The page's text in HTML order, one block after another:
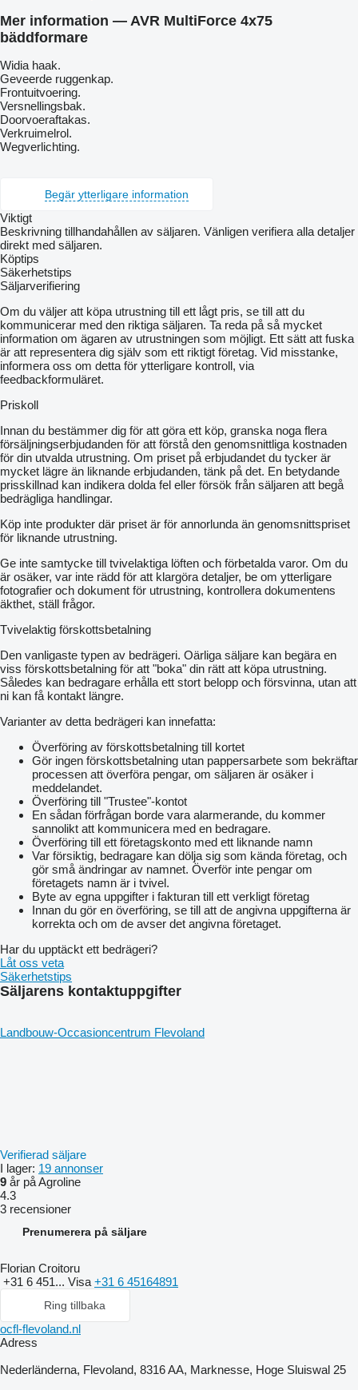
Mer information — AVR MultiForce 4x75
bäddformare
Widia haak.
Geveerde ruggenkap.
Frontuitvoering.
Versnellingsbak.
Doorvoeraftakas.
Verkruimelrol.
Wegverlichting.
Begär ytterligare information
Viktigt
Beskrivning tillhandahållen av säljaren. Vänligen verifiera alla detaljer
direkt med säljaren.
Köptips
Säkerhetstips
Säljarverifiering
Om du väljer att köpa utrustning till ett lågt pris, se till att du
kommunicerar med den riktiga säljaren. Ta reda på så mycket
information om ägaren av utrustningen som möjligt. Ett sätt att fuska
är att representera dig själv som ett riktigt företag. Vid misstanke,
informera oss om detta för ytterligare kontroll, via
feedbackformuläret.
Priskoll
Innan du bestämmer dig för att göra ett köp, granska noga flera
försäljningserbjudanden för att förstå den genomsnittliga kostnaden
för din utvalda utrustning. Om priset på erbjudandet du tycker är
mycket lägre än liknande erbjudanden, tänk på det. En betydande
prisskillnad kan indikera dolda fel eller försök från säljaren att begå
bedrägliga handlingar.
Köp inte produkter där priset är för annorlunda än genomsnittspriset
för liknande utrustning.
Ge inte samtycke till tvivelaktiga löften och förbetalda varor. Om du
är osäker, var inte rädd för att klargöra detaljer, be om ytterligare
fotografier och dokument för utrustning, kontrollera dokumentens
äkthet, ställ frågor.
Tvivelaktig förskottsbetalning
Den vanligaste typen av bedrägeri. Oärliga säljare kan begära en
viss förskottsbetalning för att "boka" din rätt att köpa utrustning.
Således kan bedragare erhålla ett stort belopp och försvinna, utan att
ni kan få kontakt längre.
Varianter av detta bedrägeri kan innefatta:
Överföring av förskottsbetalning till kortet
Gör ingen förskottsbetalning utan pappersarbete som bekräftar
processen att överföra pengar, om säljaren är osäker i
meddelandet.
Överföring till "Trustee"-kontot
En sådan förfrågan borde vara alarmerande, du kommer
sannolikt att kommunicera med en bedragare.
Överföring till ett företagskonto med ett liknande namn
Var försiktig, bedragare kan dölja sig som kända företag, och
gör små ändringar av namnet. Överför inte pengar om
företagets namn är i tvivel.
Byte av egna uppgifter i fakturan till ett verkligt företag
Innan du gör en överföring, se till att de angivna uppgifterna är
korrekta och om de avser det angivna företaget.
Har du upptäckt ett bedrägeri?
Låt oss veta
Säkerhetstips
Säljarens kontaktuppgifter
Landbouw-Occasioncentrum Flevoland
Verifierad säljare
I lager: 19 annonser
9 år på Agroline
4.3
3 recensioner
Prenumerera på säljare
Florian Croitoru
+31 6 451... Visa +31 6 45164891
Ring tillbaka
ocfl-flevoland.nl
Adress
Nederländerna, Flevoland, 8316 AA, Marknesse, Hoge Sluiswal 25